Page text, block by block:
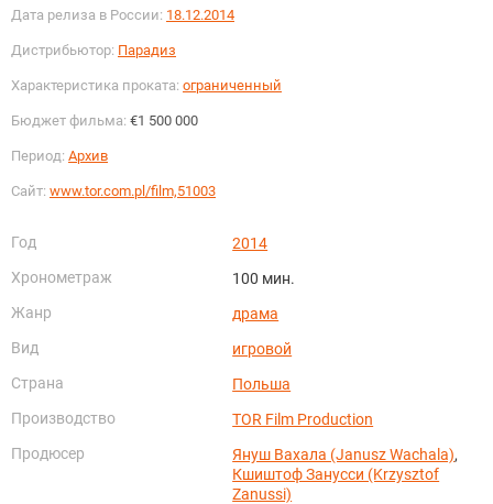
Дата релиза в России: 18.12.2014
Дистрибьютор: Парадиз
Характеристика проката: ограниченный
Бюджет фильма: €1 500 000
Период: Архив
Сайт: www.tor.com.pl/film,51003
Год
2014
Хронометраж
100 мин.
Жанр
драма
Вид
игровой
Страна
Польша
Производство
TOR Film Production
Продюсер
Януш Вахала (Janusz Wachala),
Кшиштоф Занусси (Krzysztof
Zanussi)